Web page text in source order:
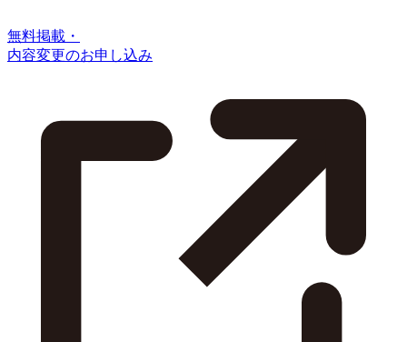
無料掲載・
内容変更のお申し込み